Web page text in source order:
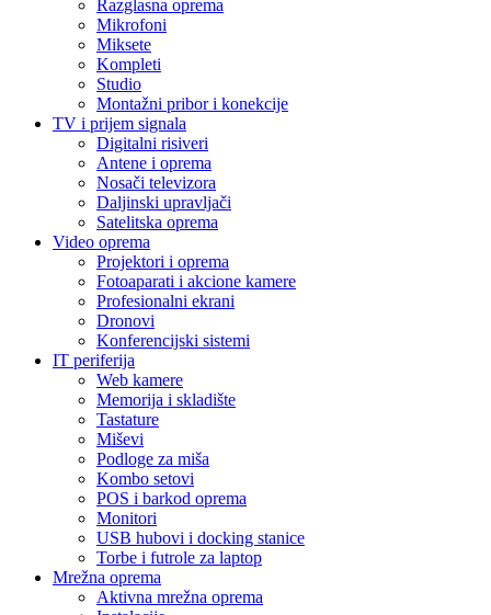
Razglasna oprema
Mikrofoni
Miksete
Kompleti
Studio
Montažni pribor i konekcije
TV i prijem signala
Digitalni risiveri
Antene i oprema
Nosači televizora
Daljinski upravljači
Satelitska oprema
Video oprema
Projektori i oprema
Fotoaparati i akcione kamere
Profesionalni ekrani
Dronovi
Konferencijski sistemi
IT periferija
Web kamere
Memorija i skladište
Tastature
Miševi
Podloge za miša
Kombo setovi
POS i barkod oprema
Monitori
USB hubovi i docking stanice
Torbe i futrole za laptop
Mrežna oprema
Aktivna mrežna oprema